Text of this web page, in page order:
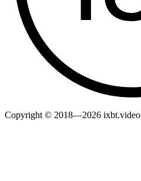
Copyright © 2018—2026 ixbt.video